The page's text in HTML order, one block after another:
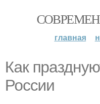
главная
Как
России